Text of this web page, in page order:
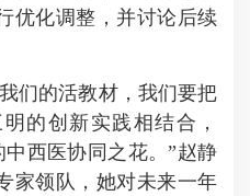
优化调整，并讨论后续
的活教材，我们要把
的创新实践相结合，
中西医协同之花。”赵静
家领队，她对未来一年